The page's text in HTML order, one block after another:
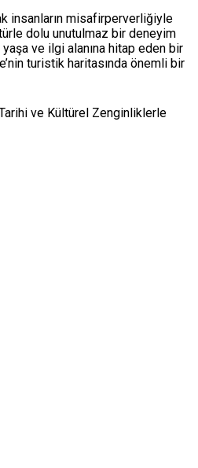
insanların misafirperverliğiyle
dolu unutulmaz bir deneyim
ve ilgi alanına hitap eden bir
turistik haritasında önemli bir
ve Kültürel Zenginliklerle